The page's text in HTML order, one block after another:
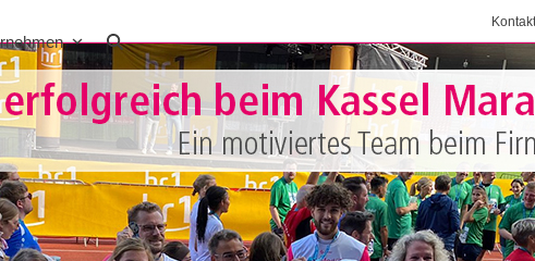
Kontakt